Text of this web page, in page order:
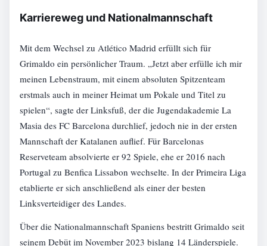
Karriereweg und Nationalmannschaft
Mit dem Wechsel zu Atlético Madrid erfüllt sich für
Grimaldo ein persönlicher Traum. „Jetzt aber erfülle ich mir
meinen Lebenstraum, mit einem absoluten Spitzenteam
erstmals auch in meiner Heimat um Pokale und Titel zu
spielen“, sagte der Linksfuß, der die Jugendakademie La
Masia des FC Barcelona durchlief, jedoch nie in der ersten
Mannschaft der Katalanen auflief. Für Barcelonas
Reserveteam absolvierte er 92 Spiele, ehe er 2016 nach
Portugal zu Benfica Lissabon wechselte. In der Primeira Liga
etablierte er sich anschließend als einer der besten
Linksverteidiger des Landes.
Über die Nationalmannschaft Spaniens bestritt Grimaldo seit
seinem Debüt im November 2023 bislang 14 Länderspiele.